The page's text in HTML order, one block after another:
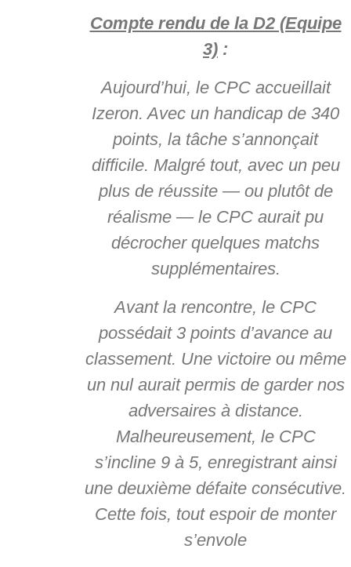
Compte rendu de la D2 (Equipe
3) :
Aujourd’hui, le CPC accueillait
Izeron. Avec un handicap de 340
points, la tâche s’annonçait
difficile. Malgré tout, avec un peu
plus de réussite — ou plutôt de
réalisme — le CPC aurait pu
décrocher quelques matchs
supplémentaires.
Avant la rencontre, le CPC
possédait 3 points d’avance au
classement. Une victoire ou même
un nul aurait permis de garder nos
adversaires à distance.
Malheureusement, le CPC
s’incline 9 à 5, enregistrant ainsi
une deuxième défaite consécutive.
Cette fois, tout espoir de monter
s’envole